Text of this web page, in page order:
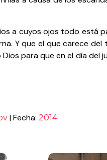
a cuyos ojos todo
Y que el que carece
para que en el día
| Fecha: 2014